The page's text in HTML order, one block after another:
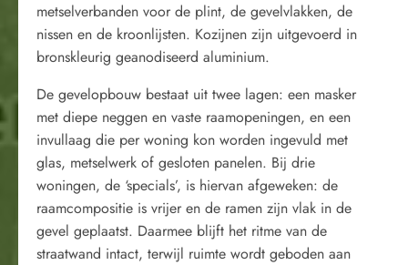
metselverbanden voor de plint, de gevelvlakken, de
nissen en de kroonlijsten. Kozijnen zijn uitgevoerd in
bronskleurig geanodiseerd aluminium.
De gevelopbouw bestaat uit twee lagen: een masker
met diepe neggen en vaste raamopeningen, en een
invullaag die per woning kon worden ingevuld met
glas, metselwerk of gesloten panelen. Bij drie
woningen, de ‘specials’, is hiervan afgeweken: de
raamcompositie is vrijer en de ramen zijn vlak in de
gevel geplaatst. Daarmee blijft het ritme van de
straatwand intact, terwijl ruimte wordt geboden aan